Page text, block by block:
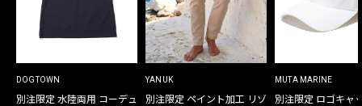
DOGTOWN
別注限定 水陸両用 コーデュ
YANUK
別注限定 ペイント加工 リゾ
MUTA MARINE
別注限定 ロゴキャ